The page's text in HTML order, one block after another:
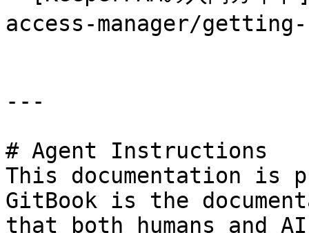
access-manager/
---
# Agent Instructions
This documentation is
GitBook is the
that both humans and